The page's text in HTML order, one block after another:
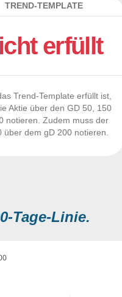
TREND-TEMPLATE
erfüllt
Trend-Template erfüllt ist,
Aktie über den GD 50, 150
notieren. Zudem muss der
über dem gD 200 notieren.
Tage-Linie.